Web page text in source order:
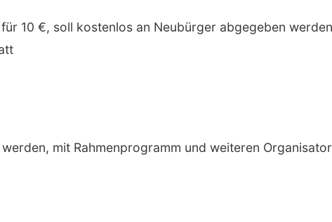
10 €, soll kostenlos an Neubürger abgegeben werden
mit Rahmenprogramm und weiteren